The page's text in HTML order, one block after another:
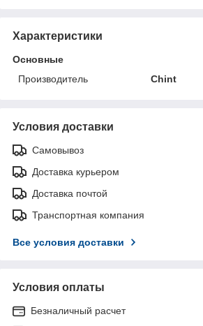
Характеристики
Основные
Производитель
Chint
Условия доставки
Самовывоз
Доставка курьером
Доставка почтой
Транспортная компания
Все условия доставки
Условия оплаты
Безналичный расчет